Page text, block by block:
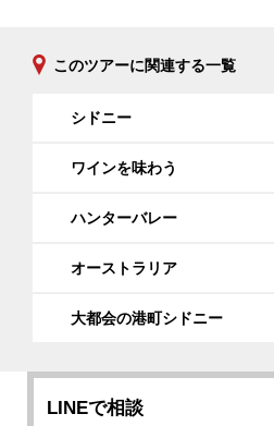
このツアーに関連する一覧
シドニー
ワインを味わう
ハンターバレー
オーストラリア
大都会の港町シドニー
LINEで相談